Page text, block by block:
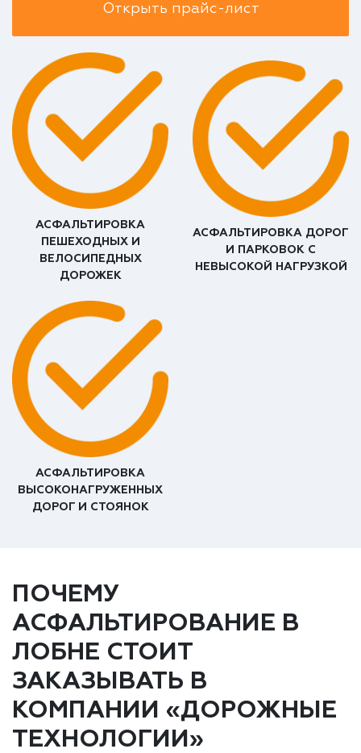
Открыть прайс-лист
АСФАЛЬТИРОВКА
ПЕШЕХОДНЫХ И
ВЕЛОСИПЕДНЫХ
ДОРОЖЕК
АСФАЛЬТИРОВКА ДОРОГ
И ПАРКОВОК С
НЕВЫСОКОЙ НАГРУЗКОЙ
АСФАЛЬТИРОВКА
ВЫСОКОНАГРУЖЕННЫХ
ДОРОГ И СТОЯНОК
ПОЧЕМУ
АСФАЛЬТИРОВАНИЕ В
ЛОБНЕ СТОИТ
ЗАКАЗЫВАТЬ В
КОМПАНИИ «ДОРОЖНЫЕ
ТЕХНОЛОГИИ»